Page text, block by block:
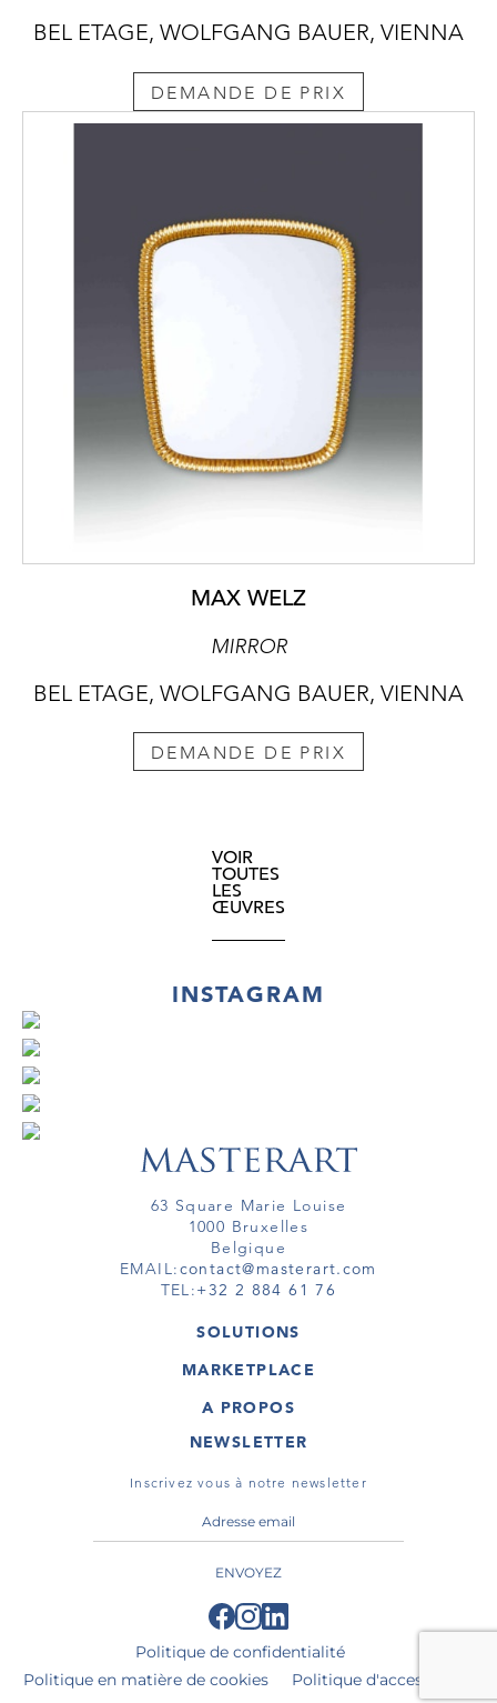
BEL ETAGE, WOLFGANG BAUER, VIENNA
DEMANDE DE PRIX
MAX WELZ
MIRROR
BEL ETAGE, WOLFGANG BAUER, VIENNA
DEMANDE DE PRIX
VOIR
TOUTES
LES
ŒUVRES
INSTAGRAM
63 Square Marie Louise
1000 Bruxelles
Belgique
EMAIL:contact@masterart.com
TEL:+32 2 884 61 76
SOLUTIONS
GALERIE
ARTISTE
TOUR VIRTUEL
MARKETPLACE
OEUVRES D'ART
TOURS VIRTUELS
A PROPOS
MASTERART
CONDITIONS GÉNÉRALES
NEWSLETTER
Inscrivez vous à notre newsletter
ENVOYEZ
Politique de confidentialité
Politique en matière de cookies
Politique d'accessibilité